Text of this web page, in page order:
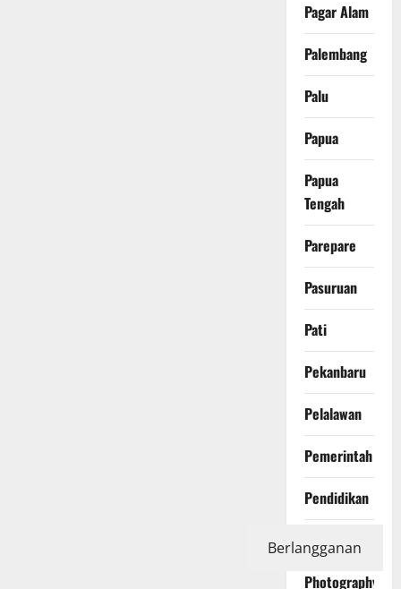
Pagar Alam
Palembang
Palu
Papua
Papua
Tengah
Parepare
Pasuruan
Pati
Pekanbaru
Pelalawan
Pemerintah
Pendidikan
Peristiwa
Photography
Berlangganan